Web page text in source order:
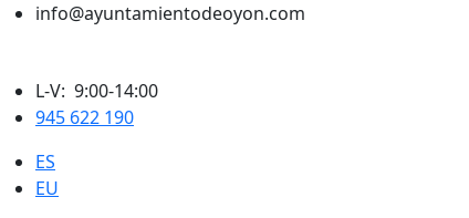
info@ayuntamientodeoyon.com
L-V: 9:00-14:00
945 622 190
ES
EU